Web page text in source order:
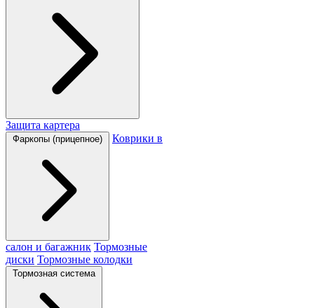
Защита картера
Фаркопы (прицепное) Коврики в
салон и багажник Тормозные
диски Тормозные колодки
Тормозная система